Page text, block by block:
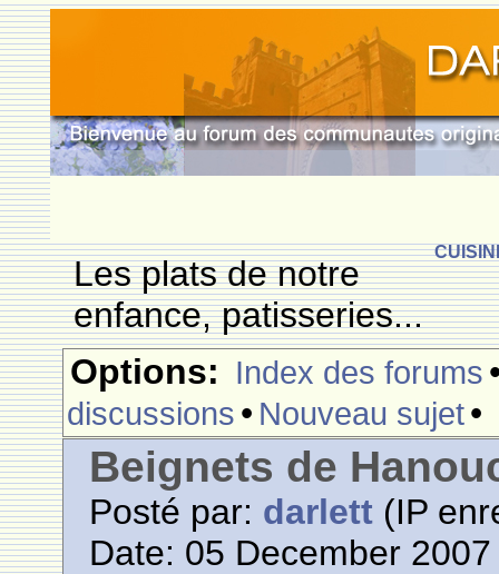
Les plats de notre
enfance, patisseries...
Options: Index des forums
discussions • Nouveau sujet•
Beignets de
Posté par: darlett (IP
Date: 05 December